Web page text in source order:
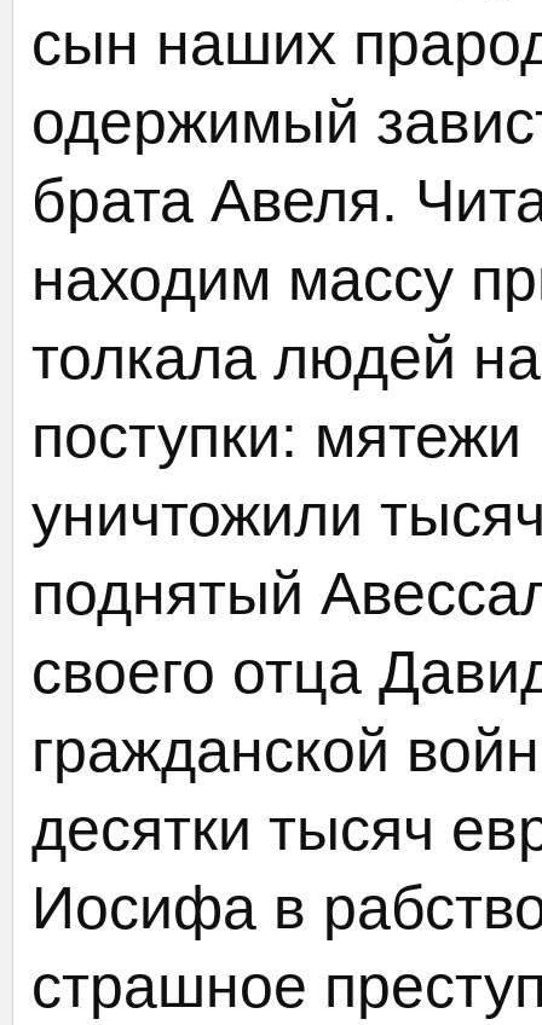
сын наших
одержимый
брата Авеля.
находим массу
толкала людей
поступки:
уничтожили
поднятый
своего отца
гражданской
десятки тысяч
Иосифа в
страшное